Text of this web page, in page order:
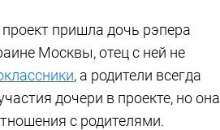
пришла дочь рэпера
Москвы, отец с ней не
, а родители всегда
дочери в проекте, но она
с родителями.